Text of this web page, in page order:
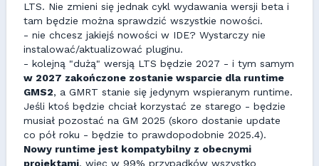
LTS. Nie zmieni się jednak cykl wydawania wersji beta i
tam będzie można sprawdzić wszystkie nowości.
- nie chcesz jakiejś nowości w IDE? Wystarczy nie
instalować/aktualizować pluginu.
- kolejną "dużą" wersją LTS będzie 2027 - i tym samym
w 2027 zakończone zostanie wsparcie dla runtime
GMS2, a GMRT stanie się jedynym wspieranym runtime.
Jeśli ktoś będzie chciał korzystać ze starego - będzie
musiał pozostać na GM 2025 (skoro dostanie update
co pół roku - będzie to prawdopodobnie 2025.4).
Nowy runtime jest kompatybilny z obecnymi
projektami, więc w 99% przypadków wszystko